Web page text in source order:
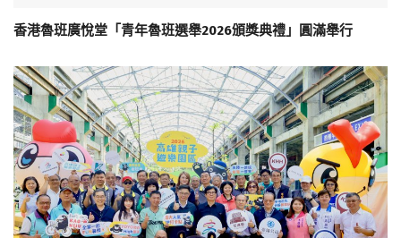
香港魯班廣悅堂「青年魯班選舉2026頒獎典禮」圓滿舉行